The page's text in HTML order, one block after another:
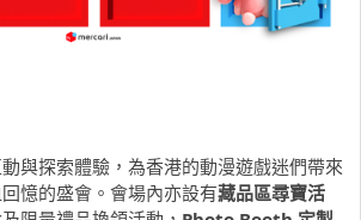
與探索體驗， 為香港的動漫遊戲迷們帶來
憶的盛會。 會場內亦設有藏品區尋寶活